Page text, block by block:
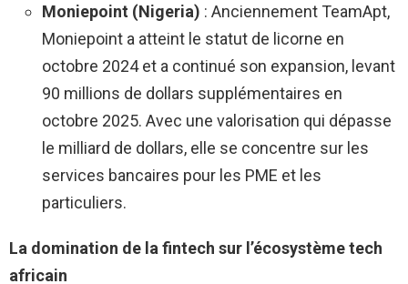
Moniepoint (Nigeria) : Anciennement TeamApt,
Moniepoint a atteint le statut de licorne en
octobre 2024 et a continué son expansion, levant
90 millions de dollars supplémentaires en
octobre 2025. Avec une valorisation qui dépasse
le milliard de dollars, elle se concentre sur les
services bancaires pour les PME et les
particuliers.
La domination de la fintech sur l’écosystème tech
africain